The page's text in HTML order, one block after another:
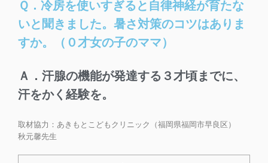
Ｑ．冷房を使いすぎると自律神経が育たな
いと聞きました。暑さ対策のコツはありま
すか。（０才女の子のママ）
Ａ．汗腺の機能が発達する３才頃までに、
汗をかく経験を。
取材協力：あきもとこどもクリニック（福岡県福岡市早良区）
秋元馨先生